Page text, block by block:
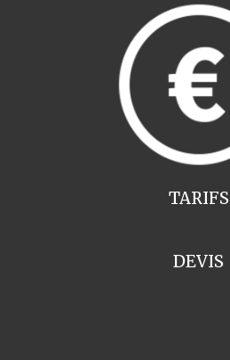
TARIFS
DEVIS